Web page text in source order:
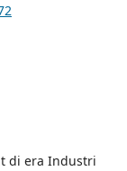
di era Industri